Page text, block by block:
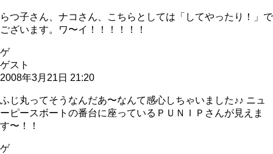
らつ子さん、ナコさん、こちらとしては「してやったり！」で
ございます。ワ〜イ！！！！！！
ゲ
ゲスト
2008年3月21日 21:20
ふじ丸ってそうなんだあ〜なんて感心しちゃいました♪♪ ニュ
ーピースボートの番台に座っているＰＵＮＩＰさんが見えま
す〜！！
ゲ